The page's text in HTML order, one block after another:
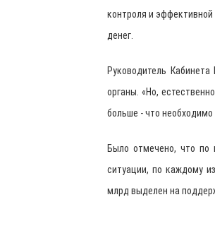
контроля и
денег.
Руководитель
органы. «Но,
больше - что
Было отмечено, что по
ситуации, по каждому
млрд выделен на